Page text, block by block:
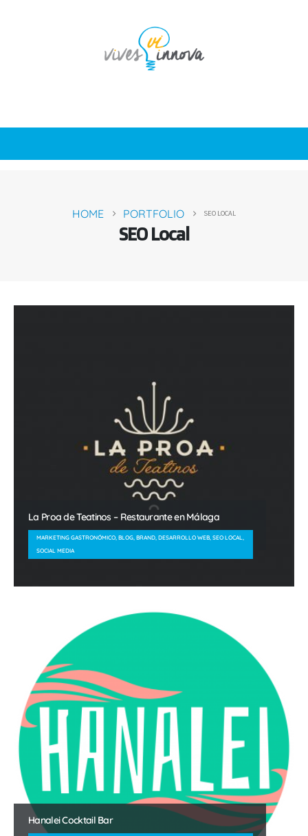
HOME PORTFOLIO SEO LOCAL
SEO Local
La Proa de Teatinos – Restaurante en Málaga
MARKETING GASTRONÓMICO, BLOG, BRAND, DESARROLLO WEB, SEO LOCAL,
SOCIAL MEDIA
Hanalei Cocktail Bar